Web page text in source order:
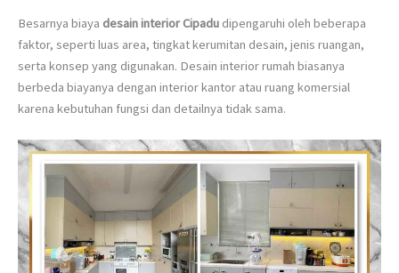
Besarnya biaya desain interior Cipadu dipengaruhi oleh beberapa
faktor, seperti luas area, tingkat kerumitan desain, jenis ruangan,
serta konsep yang digunakan. Desain interior rumah biasanya
berbeda biayanya dengan interior kantor atau ruang komersial
karena kebutuhan fungsi dan detailnya tidak sama.